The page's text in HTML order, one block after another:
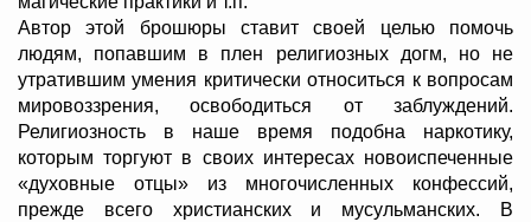
Автор этой брошюры ставит своей целью помочь
людям, попавшим в плен религиозных догм, но не
утратившим умения критически относиться к вопросам
мировоззрения, освободиться от заблуждений.
Религиозность в наше время подобна наркотику,
которым торгуют в своих интересах новоиспеченные
«духовные отцы» из многочисленных конфессий,
прежде всего христианских и мусульманских. В